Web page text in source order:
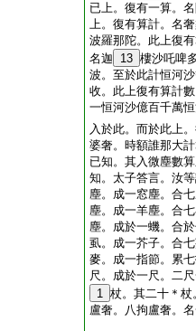
已上。復有一算。
上。復有算計。名
波羅那陀。此上復
名迦
13 樓沙吒啤
波。至於此計恒河
收。此上復有算計
一恒河沙億百千萬
入於此。而於此上
婆奢。時額誰那大
已知。其入微塵數
知。太子答言。汝
塵。成一窓塵。合
塵。成一羊塵。合
塵。成於一蟣。合
虱。成一芥子。合
麥。成一指節。累
尺。成於一尺。二
1 杖。其二十＊
盧奢。八拘盧奢。